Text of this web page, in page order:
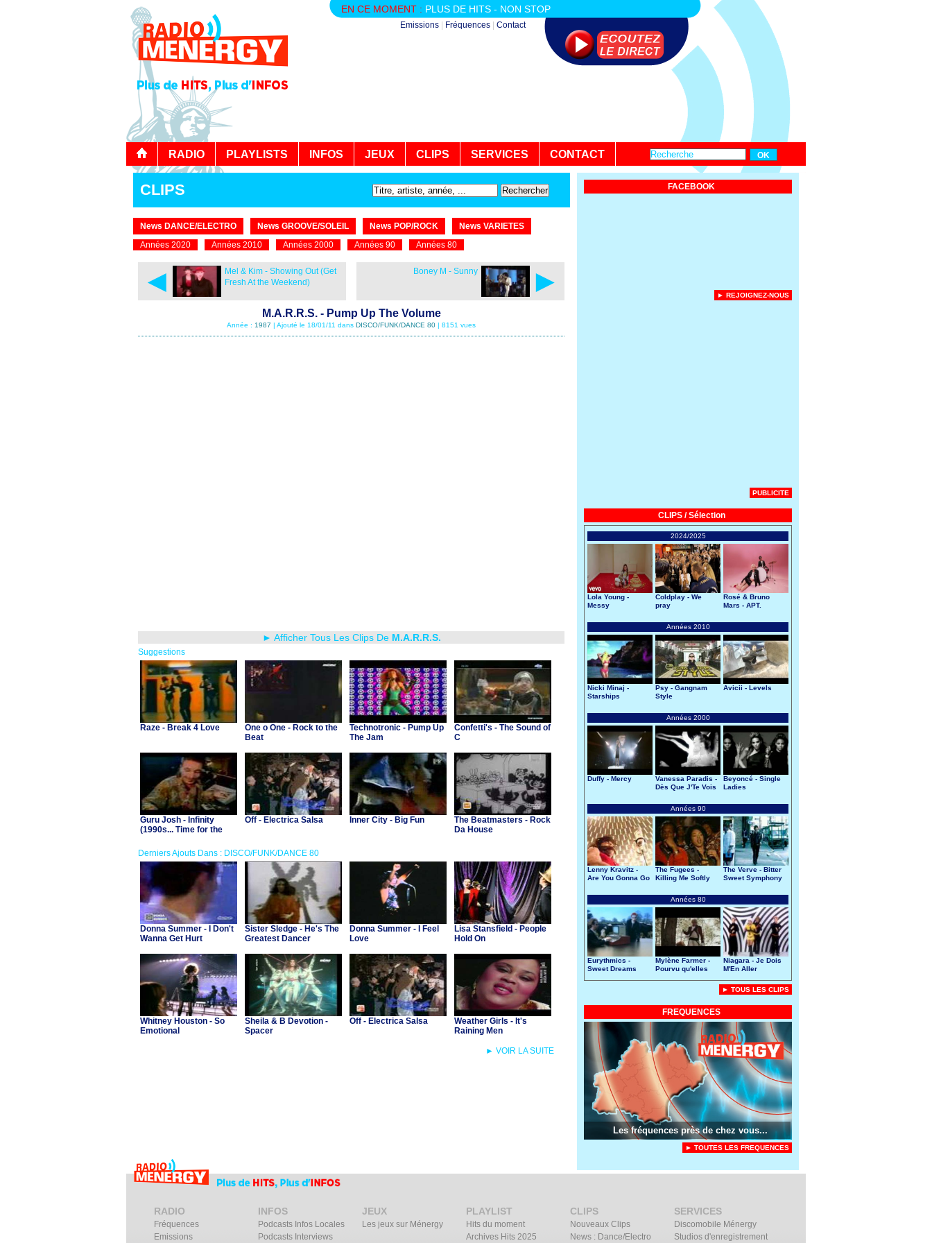
EN CE MOMENT : PLUS DE HITS - NON STOP
Emissions Fréquences Contact
RADIO PLAYLISTS INFOS JEUX CLIPS SERVICES CONTACT
CLIPS
News DANCE/ELECTRO News GROOVE/SOLEIL News POP/ROCK
News VARIETES
Années 2020
Années 2010 Années 2000 Années 90 Années 80
◄
Mel & Kim - Showing Out (Get
Fresh At the Weekend)
►
Boney M - Sunny
M.A.R.R.S. - Pump Up The Volume
Année : 1987 | Ajouté le 18/01/11 dans DISCO/FUNK/DANCE 80 | 8151 vues
► Afficher Tous Les Clips De M.A.R.R.S.
Suggestions
Raze - Break 4 Love
One o One - Rock to the
Beat
Technotronic - Pump Up
The Jam
Confetti's - The Sound of
C
Guru Josh - Infinity
(1990s... Time for the
Off - Electrica Salsa Inner City - Big Fun
The Beatmasters - Rock
Da House
Derniers Ajouts Dans : DISCO/FUNK/DANCE 80
Donna Summer - I Don't
Wanna Get Hurt
Sister Sledge - He's The
Greatest Dancer
Donna Summer - I Feel
Love
Lisa Stansfield - People
Hold On
Whitney Houston - So
Emotional
Sheila & B Devotion -
Spacer
Off - Electrica Salsa
Weather Girls - It's
Raining Men
► VOIR LA SUITE
FACEBOOK
► REJOIGNEZ-NOUS
PUBLICITE
CLIPS / Sélection
2024/2025
Lola Young -
Messy
Coldplay - We
pray
Rosé & Bruno
Mars - APT.
Années 2010
Nicki Minaj -
Starships
Psy - Gangnam
Style
Avicii - Levels
Années 2000
Duffy - Mercy
Vanessa Paradis -
Dès Que J'Te Vois
Beyoncé - Single
Ladies
Années 90
Lenny Kravitz -
Are You Gonna Go
The Fugees -
Killing Me Softly
The Verve - Bitter
Sweet Symphony
Années 80
Eurythmics -
Sweet Dreams
Mylène Farmer -
Pourvu qu'elles
Niagara - Je Dois
M'En Aller
► TOUS LES CLIPS
FREQUENCES
Les fréquences près de chez vous...
► TOUTES LES FREQUENCES
RADIO
Fréquences
Emissions
INFOS
Podcasts Infos Locales
Podcasts Interviews
JEUX
Les jeux sur Ménergy
PLAYLIST
Hits du moment
Archives Hits 2025
CLIPS
Nouveaux Clips
News : Dance/Electro
SERVICES
Discomobile Ménergy
Studios d'enregistrement